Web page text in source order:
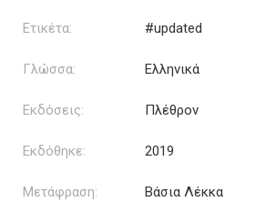
Ετικέτα: #updated
Γλώσσα: Ελληνικά
Εκδόσεις: Πλέθρον
Εκδόθηκε: 2019
Μετάφραση: Βάσια Λέκκα